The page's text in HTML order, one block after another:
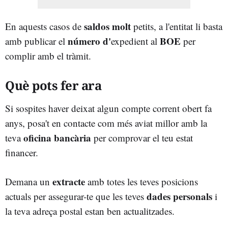
En aquests casos de saldos molt petits, a l'entitat li basta
amb publicar el número d'expedient al BOE per
complir amb el tràmit.
Què pots fer ara
Si sospites haver deixat algun compte corrent obert fa
anys, posa't en contacte com més aviat millor amb la
tevaoficina bancària per comprovar el teu estat
financer.
Demana un extracte amb totes les teves posicions
actuals per assegurar-te que les teves dades personals i
la teva adreça postal estan ben actualitzades.